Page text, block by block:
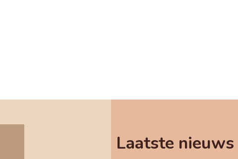
Laatste nieuws